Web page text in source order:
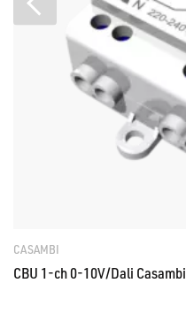
CASAMBI
CBU 1-ch 0-10V/Dali Casambi